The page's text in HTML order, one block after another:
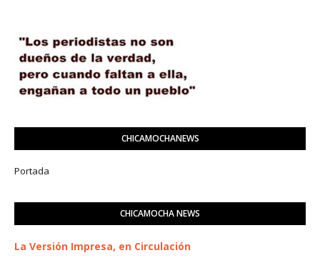
CHICAMOCHANEWS
Portada
CHICAMOCHA NEWS
La Versión Impresa, en Circulación